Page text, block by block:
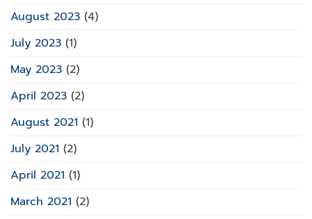
August 2023 (4)
July 2023 (1)
May 2023 (2)
April 2023 (2)
August 2021 (1)
July 2021 (2)
April 2021 (1)
March 2021 (2)